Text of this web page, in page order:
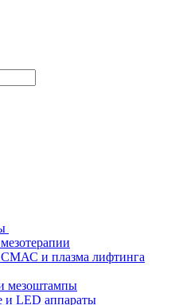
и плазма лифтинга
мезоштампы
и LED аппараты